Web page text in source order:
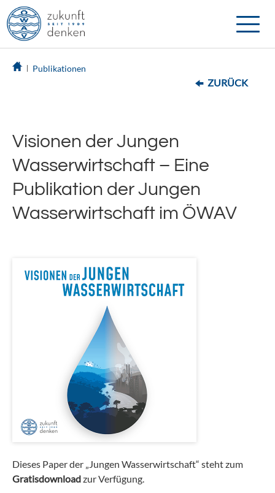
Toggle
Publikationen
ZURÜCK
Visionen der Jungen
Wasserwirtschaft – Eine
Publikation der Jungen
Wasserwirtschaft im ÖWAV
Dieses Paper der „Jungen Wasserwirtschaft“ steht zum
Gratisdownloadzur Verfügung.